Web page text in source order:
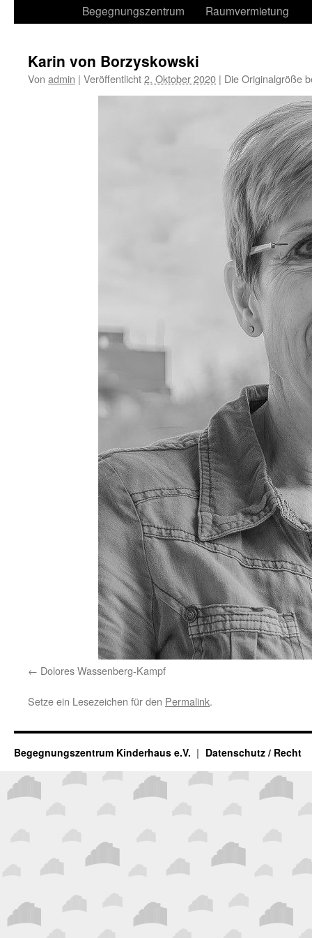
Begegnungszentrum
Raumvermietung
Karin von Borzyskowski
Von admin | Veröffentlicht2. Oktober 2020 | Die Originalgröße
Dolores Wassenberg-Kampf
Setze ein Lesezeichen für den Permalink.
Begegnungszentrum Kinderhaus e.V. Datenschutz / Recht